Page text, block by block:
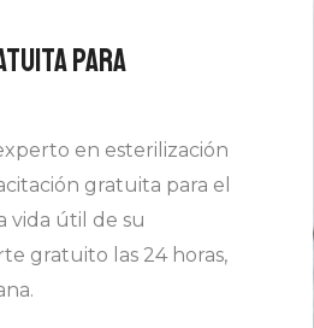
para
en esterilización
gratuita para el
vida útil de su
gratuito las 24 horas,